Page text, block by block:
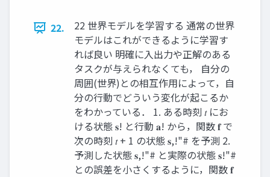
22.
22 世界モデルを学習する 通常の世界
モデルはこれができるように学習す
れば良い 明確に入出力や正解のある
タスクが与えられなくても， 自分の
周囲(世界)との相互作用によって，自
分の行動でどういう変化が起こるか
をわかっている． 1. ある時刻 𝑡 にお
ける状態 𝐬! と行動 𝐚! から，関数 𝐟 で
次の時刻 𝑡 + 1 の状態 𝐬,!"# を予測 2.
予測した状態 𝐬,!"# と実際の状態 𝐬!"#
との誤差を小さくするように，関数 𝐟